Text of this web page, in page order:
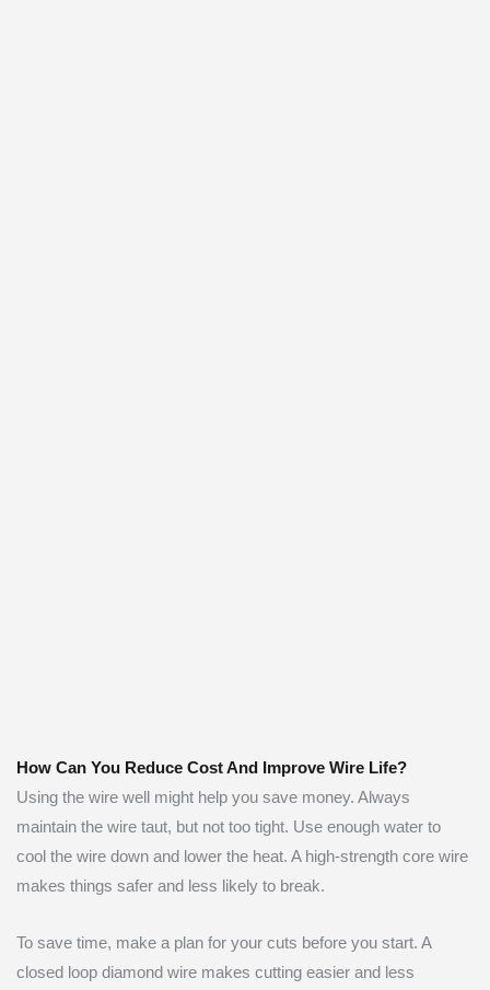
How Can You Reduce Cost And Improve Wire Life?
Using the wire well might help you save money. Always
maintain the wire taut, but not too tight. Use enough water to
cool the wire down and lower the heat. A high-strength core wire
makes things safer and less likely to break.
To save time, make a plan for your cuts before you start. A
closed loop diamond wire makes cutting easier and less